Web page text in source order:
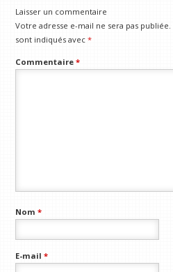
Laisser un commentaire
Votre adresse e-mail ne sera pas publiée.
sont indiqués avec*
Commentaire*
Nom*
E-mail*